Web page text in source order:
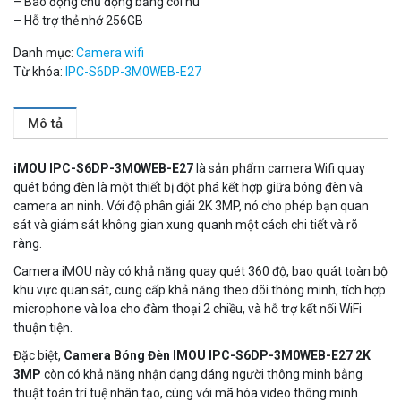
– Hỗ trợ thẻ nhớ 256GB
Danh mục: Camera wifi
Từ khóa: IPC-S6DP-3M0WEB-E27
Mô tả
iMOU IPC-S6DP-3M0WEB-E27 là sản phẩm camera Wifi quay
quét bóng đèn là một thiết bị đột phá kết hợp giữa bóng đèn và
camera an ninh. Với độ phân giải 2K 3MP, nó cho phép bạn quan
sát và giám sát không gian xung quanh một cách chi tiết và rõ
ràng.
Camera iMOU này có khả năng quay quét 360 độ, bao quáttoàn bộ
khu vực quan sát, cung cấp khả năng theo dõi thông minh, tích hợp
microphone và loa cho đàm thoại 2 chiều, và hỗ trợ kết nối WiFi
thuận tiện.
Đặc biệt, Camera Bóng Đèn IMOU IPC-S6DP-3M0WEB-E27 2K
3MP còn có khả năng nhận dạng dáng người thông minh bằng
thuậttoán trí tuệ nhân tạo, cùng với mã hóa video thông minh
Đèn năng lượng mặt trời tích hợp camera quan sát Akiko
Liên hệ
Camera Wifi thông minh EZVIZ H6c Pro 3M 2K Tặng thẻ 64G
560.000 đ
MUA NGAY